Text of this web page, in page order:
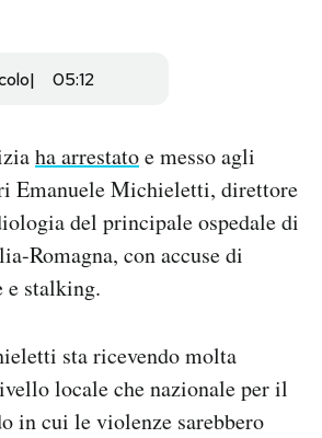
05:12
ha arrestatoe messo agli
Emanuele Michieletti, direttore
del principale ospedale di
Romagna, con accuse di
e stalking.
sta ricevendo molta
locale che nazionale per il
in cui le violenze sarebbero